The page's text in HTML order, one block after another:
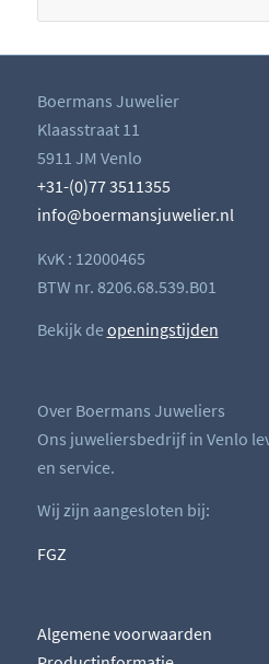
Boermans Juwelier
Klaasstraat 11
5911 JM Venlo
+31-(0)77 3511355
info@boermansjuwelier.nl
KvK : 12000465
BTW nr. 8206.68.539.B01
Bekijk deopeningstijden
Over Boermans Juweliers
Ons juweliersbedrijf in Venlo
en service.
Wij zijn aangesloten bij:
FGZ
Algemene voorwaarden